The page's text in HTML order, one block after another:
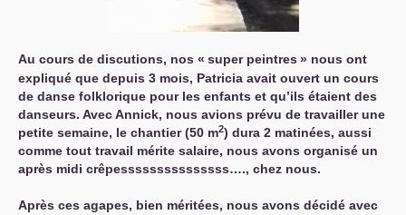
Au cours de discutions, nos « super peintres» nous ont
expliqué que depuis 3 mois, Patricia avait ouvert un cours
de danse folklorique pour les enfants et qu’ils étaient des
danseurs. Avec Annick, nous avions prévu de travailler une
petite semaine, le chantier (50 m2) dura 2 matinées, aussi
comme tout travail mérite salaire, nous avons organisé un
après midi crêpesssssssssssssss…., chez nous.
Après ces agapes, bien méritées, nous avons décidé avec